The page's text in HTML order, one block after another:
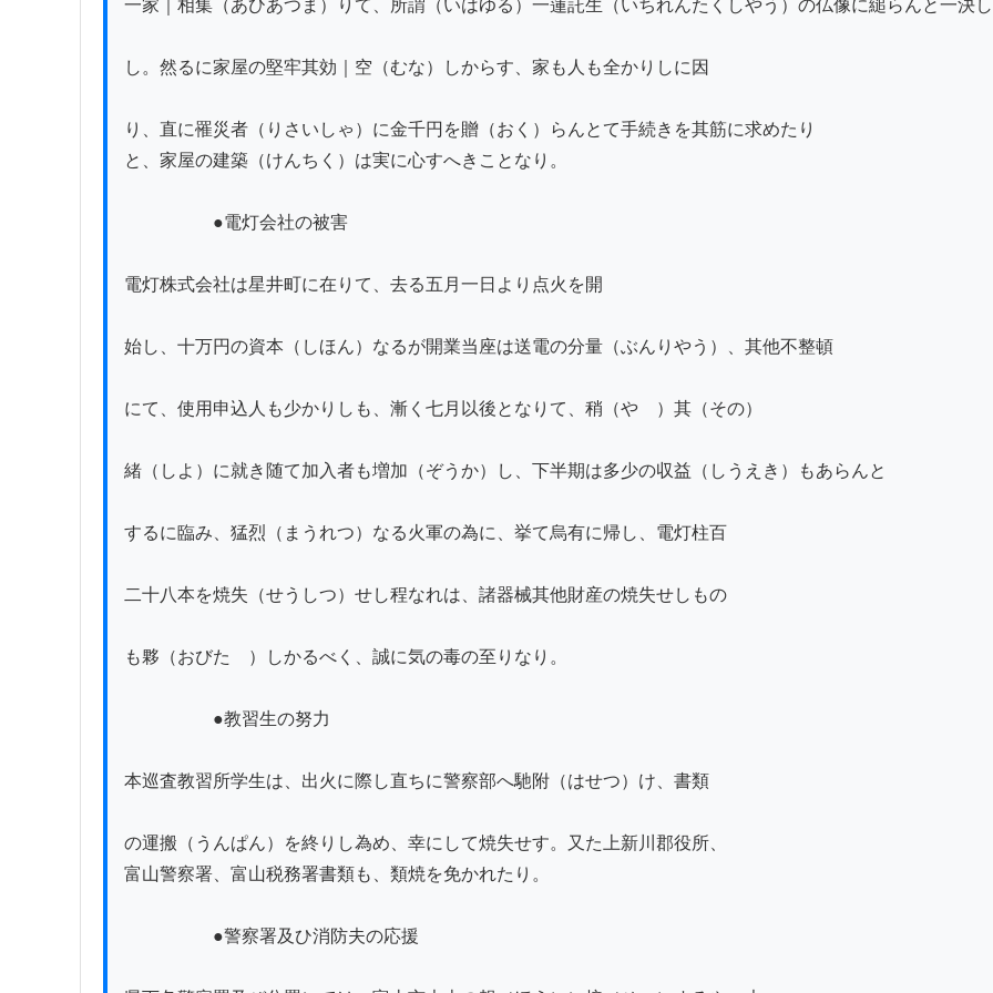
一家｜相集（あひあつま）りて、所謂（いはゆる）一蓮託生（いちれんたくしやう）の仏像に縋らんと一決
し。然るに家屋の堅牢其効｜空（むな）しからす、家も人も全かりしに因
り、直に罹災者（りさいしゃ）に金千円を贈（おく）らんとて手続きを其筋に求めたり
と、家屋の建築（けんちく）は実に心すへきことなり。
●電灯会社の被害
電灯株式会社は星井町に在りて、去る五月一日より点火を開
始し、十万円の資本（しほん）なるが開業当座は送電の分量（ぶんりやう）、其他不整頓
にて、使用申込人も少かりしも、漸く七月以後となりて、稍（やゝ）其（その）
緒（しよ）に就き随て加入者も増加（ぞうか）し、下半期は多少の収益（しうえき）もあらんと
するに臨み、猛烈（まうれつ）なる火軍の為に、挙て烏有に帰し、電灯柱百
二十八本を焼失（せうしつ）せし程なれは、諸器械其他財産の焼失せしもの
も夥（おびたゞ）しかるべく、誠に気の毒の至りなり。
●教習生の努力
本巡査教習所学生は、出火に際し直ちに警察部へ馳附（はせつ）け、書類
の運搬（うんぱん）を終りし為め、幸にして焼失せす。又た上新川郡役所、
富山警察署、富山税務署書類も、類焼を免かれたり。
●警察署及ひ消防夫の応援